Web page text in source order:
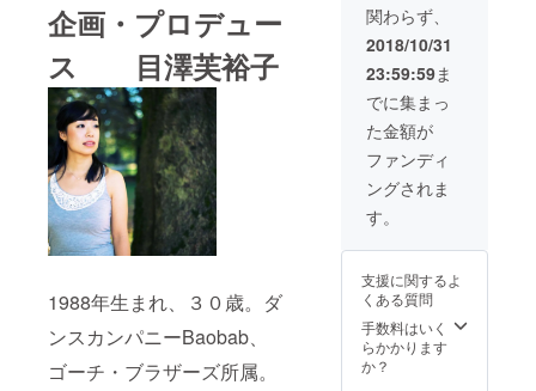
企画・プロデュー
ス 目澤芙裕子
1988年生まれ、３０歳。ダ
ンスカンパニーBaobab、
ゴーチ・ブラザーズ所属。
関わらず、
2018/10/31
23:59:59ま
でに集まっ
た金額が
ファンディ
ングされま
す。
支援に関するよ
くある質問
手数料はいく
らかかります
か？